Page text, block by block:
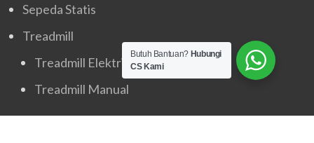
Sepeda Statis
Treadmill
Treadmill Elektrik
Treadmill Manual
Butuh Bantuan? Hubungi
CS Kami